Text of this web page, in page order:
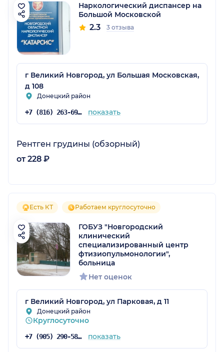
Наркологический диспансер на
Большой Московской
2.3 3 отзыва
г Великий Новгород, ул Большая Московская,
д 108
Донецкий район
+7 (816) 263-69-80 показать
Рентген грудины (обзорный)
от 228 ₽
Есть КТ Работаем круглосуточно
ГОБУЗ "Новгородский
клинический
специализированный центр
фтизиопульмонологии",
больница
Нет оценок
г Великий Новгород, ул Парковая, д 11
Донецкий район
Круглосуточно
+7 (905) 290-58-88 показать